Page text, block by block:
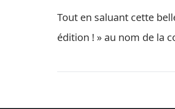
Tout en saluant cette
édition ! » au nom de la